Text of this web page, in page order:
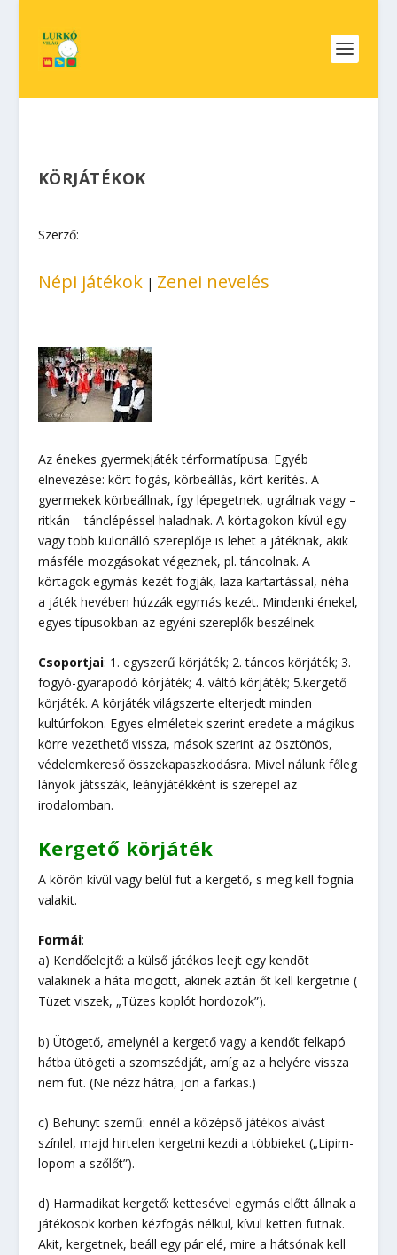
KÖRJÁTÉKOK
Szerző:
Népi játékok| Zenei nevelés
Az énekes gyermekjáték térformatípusa. Egyéb
elnevezése: kört fogás, körbeállás, kört kerítés. A
gyermekek körbeállnak, így lépegetnek, ugrálnak vagy –
ritkán – tánclépéssel haladnak. A körtagokon kívül egy
vagy több különálló szereplője is lehet a játéknak, akik
másféle mozgásokat végeznek, pl. táncolnak. A
körtagok egymás kezét fogják, laza kartartással, néha
a játék hevében húzzák egymás kezét. Mindenki énekel,
egyes típusokban az egyéni szereplők beszélnek.
Csoportjai: 1. egyszerű körjáték; 2. táncos körjáték; 3.
fogyó-gyarapodó körjáték; 4. váltó körjáték; 5.kergető
körjáték. A körjáték világszerte elterjedt minden
kultúrfokon. Egyes elméletek szerint eredete a mágikus
körre vezethető vissza, mások szerint az ösztönös,
védelemkereső összekapaszkodásra. Mivel nálunk főleg
lányok játsszák, leányjátékként is szerepel az
irodalomban.
Kergető körjáték
A körön kívül vagy belül fut a kergető, s meg kell fognia
valakit.
Formái:
a) Kendőelejtő: a külső játékos leejt egy kendõt
valakinek a háta mögött, akinek aztán őt kell kergetnie (
Tüzet viszek, „Tüzes koplót hordozok”).
b) Ütögető, amelynél a kergető vagy a kendőt felkapó
hátba ütögeti a szomszédját, amíg az a helyére vissza
nem fut. (Ne nézz hátra, jön a farkas.)
c) Behunyt szemű: ennél a középső játékos alvást
színlel, majd hirtelen kergetni kezdi a többieket („Lipim-
lopom a szőlőt”).
d) Harmadikat kergető: kettesével egymás előtt állnak a
játékosok körben kézfogás nélkül, kívül ketten futnak.
Akit, kergetnek, beáll egy pár elé, mire a hátsónak kell